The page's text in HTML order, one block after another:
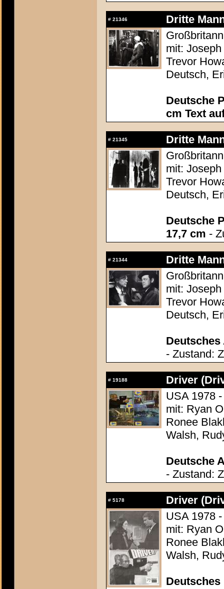
# 21346
Dritte
mit:
Trevor
Deutsch,
Deutsche
cm Text
# 21345
Dritte
mit:
Trevor
Deutsch,
Deutsche
17,7 cm -
# 21344
Dritte
mit:
Trevor
Deutsch,
Deutsches
- Zustand:
# 19188
Driver
USA 1978
mit: Ryan
Ronee
Walsh,
Deutsche
- Zustand:
# 5178
Driver
USA 1978
mit: Ryan
Ronee
Walsh,